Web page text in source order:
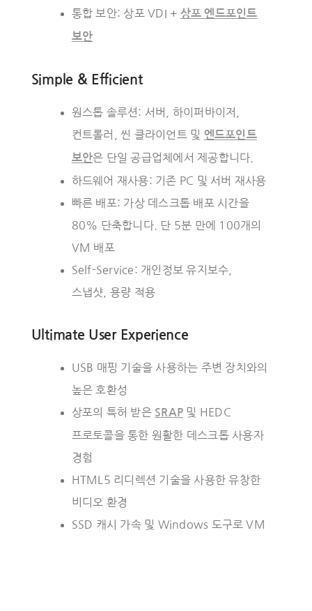
통합 보안: 상포 VDI + 상포 엔드포인트
보안
Simple & Efficient
원스톱 솔루션: 서버, 하이퍼바이저,
컨트롤러, 씬 클라이언트 및 엔드포인트
보안은 단일 공급업체에서 제공합니다.
하드웨어 재사용: 기존 PC 및 서버 재사용
빠른 배포: 가상 데스크톱 배포 시간을
80% 단축합니다. 단 5분 만에 100개의
VM 배포
Self-Service: 개인정보 유지보수,
스냅샷, 용량 적용
Ultimate User Experience
USB 매핑 기술을 사용하는 주변 장치와의
높은 호환성
상포의 특허 받은 SRAP 및 HEDC
프로토콜을 통한 원활한 데스크톱 사용자
경험
HTML5 리디렉션 기술을 사용한 유창한
비디오 환경
SSD 캐시 가속 및 Windows 도구로 VM